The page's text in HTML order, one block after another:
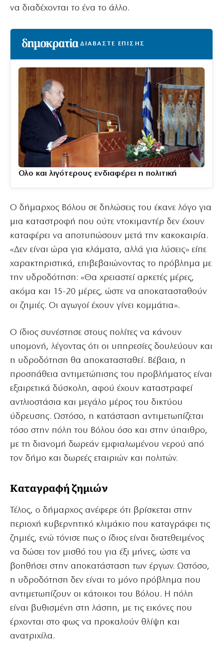
να διαδέχονται το ένα το άλλο.
ΔΙΑΒΑΣΤΕ ΕΠΙΣΗΣ
Ολο και λιγότερους ενδιαφέρει η πολιτική
Ο δήμαρχος Βόλου σε δηλώσεις του έκανε λόγο για
μια καταστροφή που ούτε ντοκιμαντέρ δεν έχουν
καταφέρει να αποτυπώσουν μετά την κακοκαιρία.
«Δεν είναι ώρα για κλάματα, αλλά για λύσεις» είπε
χαρακτηριστικά, επιβεβαιώνοντας το πρόβλημα με
την υδροδότηση: «Θα χρειαστεί αρκετές μέρες,
ακόμα και 15-20 μέρες, ώστε να αποκατασταθούν
οι ζημιές. Οι αγωγοί έχουν γίνει κομμάτια».
Ο ίδιος συνέστησε στους πολίτες να κάνουν
υπομονή, λέγοντας ότι οι υπηρεσίες δουλεύουν και
η υδροδότηση θα αποκατασταθεί. Βέβαια, η
προσπάθεια αντιμετώπισης του προβλήματος είναι
εξαιρετικά δύσκολη, αφού έχουν καταστραφεί
αντλιοστάσια και μεγάλο μέρος του δικτύου
ύδρευσης. Ωστόσο, η κατάσταση αντιμετωπίζεται
τόσο στην πόλη του Βόλου όσο και στην ύπαιθρο,
με τη διανομή δωρεάν εμφιαλωμένου νερού από
τον δήμο και δωρεές εταιριών και πολιτών.
Καταγραφή ζημιών
Τέλος, ο δήμαρχος ανέφερε ότι βρίσκεται στην
περιοχή κυβερνητικό κλιμάκιο που καταγράφει τις
ζημιές, ενώ τόνισε πως ο ίδιος είναι διατεθειμένος
να δώσει τον μισθό του για έξι μήνες, ώστε να
βοηθήσει στην αποκατάσταση των έργων. Ωστόσο,
η υδροδότηση δεν είναι το μόνο πρόβλημα που
αντιμετωπίζουν οι κάτοικοι του Βόλου. Η πόλη
είναι βυθισμένη στη λάσπη, με τις εικόνες που
έρχονται στο φως να προκαλούν θλίψη και
ανατριχίλα.